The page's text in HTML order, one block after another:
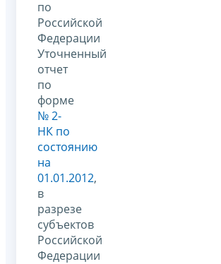
по
Российской
Федерации
Уточненный
отчет
по
форме
№ 2-
НК по
состоянию
на
01.01.2012,
в
разрезе
субъектов
Российской
Федерации